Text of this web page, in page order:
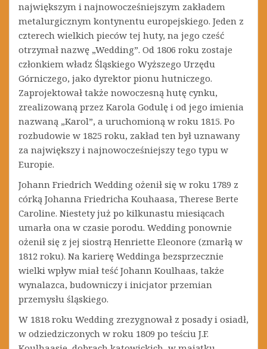
największym i najnowocześniejszym zakładem
metalurgicznym kontynentu europejskiego. Jeden z
czterech wielkich pieców tej huty, na jego cześć
otrzymał nazwę „Wedding”. Od 1806 roku zostaje
członkiem władz Śląskiego Wyższego Urzędu
Górniczego, jako dyrektor pionu hutniczego.
Zaprojektował także nowoczesną hutę cynku,
zrealizowaną przez Karola Godulę i od jego imienia
nazwaną „Karol”, a uruchomioną w roku 1815. Po
rozbudowie w 1825 roku, zakład ten był uznawany
za największy i najnowocześniejszy tego typu w
Europie.
Johann Friedrich Wedding ożenił się w roku 1789 z
córką Johanna Friedricha Kouhaasa, Therese Berte
Caroline. Niestety już po kilkunastu miesiącach
umarła ona w czasie porodu. Wedding ponownie
ożenił się z jej siostrą Henriette Eleonore (zmarłą w
1812 roku). Na karierę Weddinga bezsprzecznie
wielki wpływ miał teść Johann Koulhaas, także
wynalazca, budowniczy i inicjator przemian
przemysłu śląskiego.
W 1818 roku Wedding zrezygnował z posady i osiadł,
w odziedziczonych w roku 1809 po teściu J.F.